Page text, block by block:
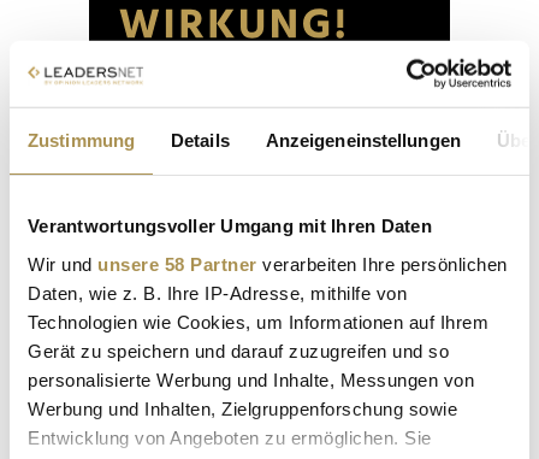
Zustimmung Details Anzeigeneinstellungen
Verantwortungsvoller Umgang mit Ihren Daten
Wir und unsere 58 Partner verarbeiten Ihre persönlichen
Daten, wie z. B. Ihre IP-Adresse, mithilfe von
Technologien wie Cookies, um Informationen auf Ihrem
Gerät zu speichern und darauf zuzugreifen und so
personalisierte Werbung und Inhalte, Messungen von
Werbung und Inhalten, Zielgruppenforschung sowie
Entwicklung von Angeboten zu ermöglichen. Sie